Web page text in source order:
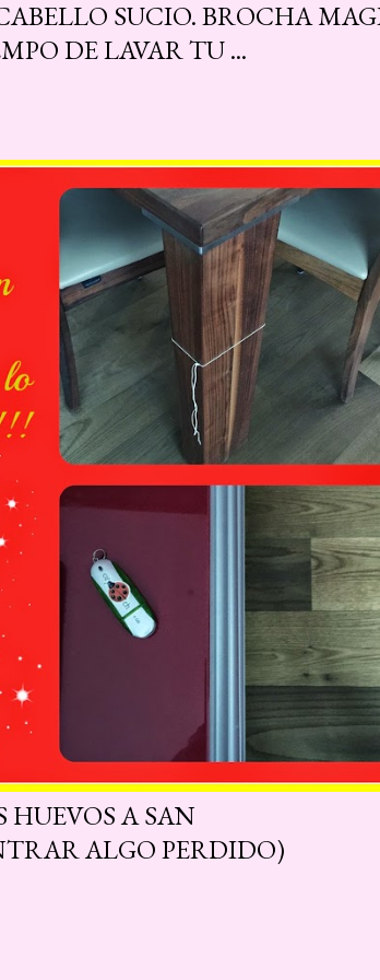
SUCIO. BROCHA
DE LAVAR TU ...
A SAN
ALGO PERDIDO)